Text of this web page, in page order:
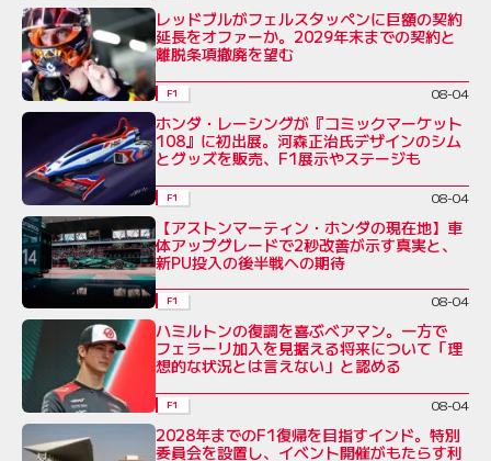
レッドブルがフェルスタッペンに巨額の契約
延長をオファーか。2029年末までの契約と
離脱条項撤廃を望む
F1 08-04
ホンダ・レーシングが『コミックマーケット
108』に初出展。河森正治氏デザインのシム
とグッズを販売、F1展示やステージも
F1 08-04
【アストンマーティン・ホンダの現在地】車
体アップグレードで2秒改善が示す真実と、
新PU投入の後半戦への期待
F1 08-04
ハミルトンの復調を喜ぶベアマン。一方で
フェラーリ加入を見据える将来について「理
想的な状況とは言えない」と認める
F1 08-04
2028年までのF1復帰を目指すインド。特別
委員会を設置し、イベント開催がもたらす利